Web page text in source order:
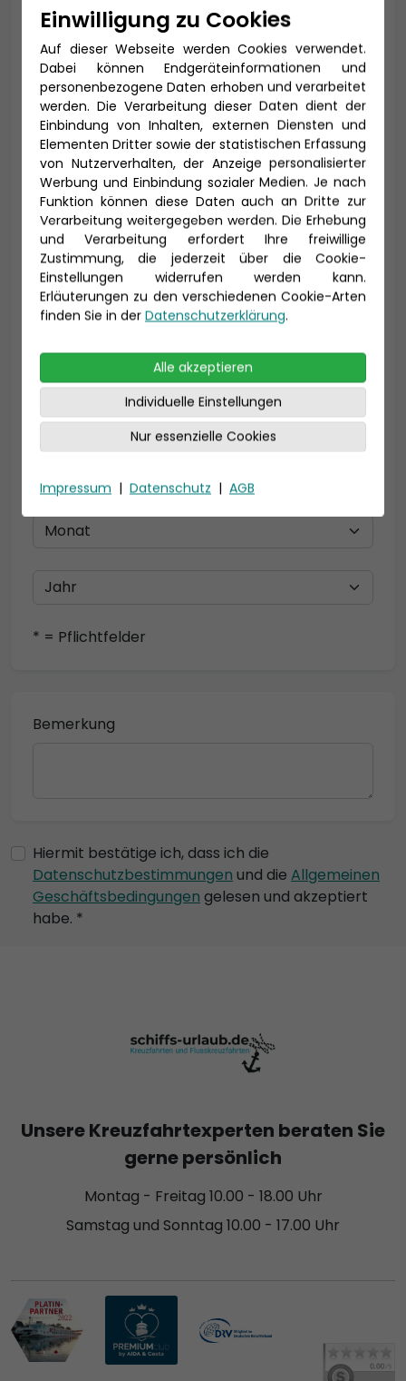
Anrede *
Titel
Vorname * Nachname *
E-Mail *
Telefon *
Geburtsdatum
* = Pflichtfelder
Bemerkung
Hiermit bestätige ich, dass ich die
Datenschutzbestimmungen und die Allgemeinen
Geschäftsbedingungen gelesen und akzeptiert
habe. *
Einwilligung zu Cookies
Auf dieser Webseite werden Cookies verwendet.
Dabei können Endgeräteinformationen und
personenbezogene Daten erhoben und verarbeitet
werden. Die Verarbeitung dieser Daten dient der
Einbindung von Inhalten, externen Diensten und
Elementen Dritter sowie der statistischen Erfassung
von Nutzerverhalten, der Anzeige personalisierter
Werbung und Einbindung sozialer Medien. Je nach
Funktion können diese Daten auch an Dritte zur
Verarbeitung weitergegeben werden. Die Erhebung
und Verarbeitung erfordert Ihre freiwillige
Zustimmung, die jederzeit über die Cookie-
Einstellungen widerrufen werden kann.
Erläuterungen zu den verschiedenen Cookie-Arten
finden Sie in der Datenschutzerklärung.
Alle akzeptieren
Individuelle Einstellungen
Nur essenzielle Cookies
Impressum | Datenschutz | AGB
Unsere Kreuzfahrtexperten beraten Sie
gerne persönlich
Montag - Freitag 10.00 - 18.00 Uhr
Samstag und Sonntag 10.00 - 17.00 Uhr